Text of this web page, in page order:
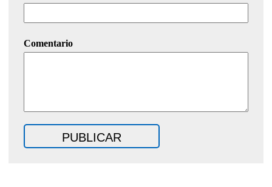
Comentario